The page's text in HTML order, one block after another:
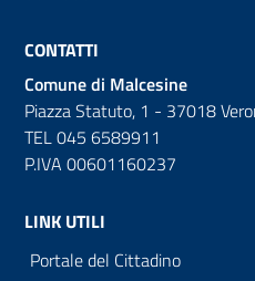
CONTATTI
Comune di Malcesine
Piazza Statuto, 1 - 37018
TEL 045 6589911
P.IVA 00601160237
LINK UTILI
Portale del Cittadino